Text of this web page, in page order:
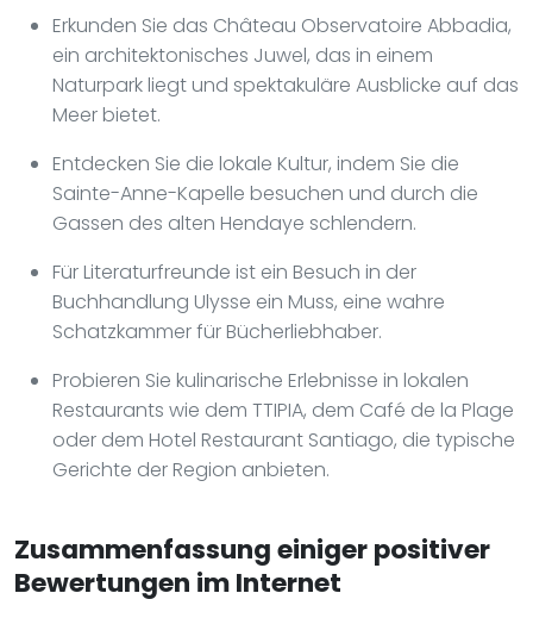
Erkunden Sie das Château Observatoire Abbadia,
ein architektonisches Juwel, das in einem
Naturpark liegt und spektakuläre Ausblicke auf das
Meer bietet.
Entdecken Sie die lokale Kultur, indem Sie die
Sainte-Anne-Kapelle besuchen und durch die
Gassen des alten Hendaye schlendern.
Für Literaturfreunde ist ein Besuch in der
Buchhandlung Ulysse ein Muss, eine wahre
Schatzkammer für Bücherliebhaber.
Probieren Sie kulinarische Erlebnisse in lokalen
Restaurants wie dem TTIPIA, dem Café de la Plage
oder dem Hotel Restaurant Santiago, die typische
Gerichte der Region anbieten.
Zusammenfassung einiger positiver
Bewertungen im Internet